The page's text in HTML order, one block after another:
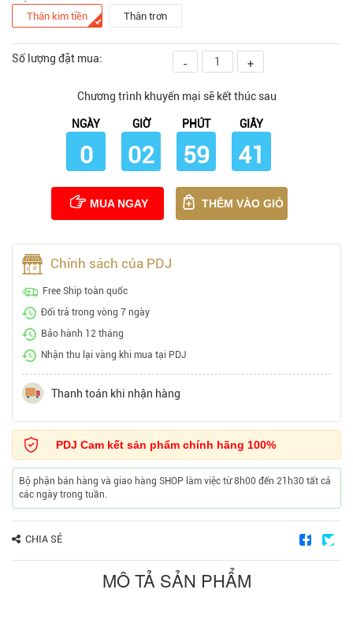
Thân kim tiền
Thân trơn
Số lượng đặt mua: - +
Chương trình khuyến mại sẽ kết thúc sau
NGÀY
0
GIỜ
02
PHÚT
59
GIÂY
40
MUA NGAY THÊM VÀO GIỎ
Chính sách của PDJ
Free Ship toàn quốc
Đổi trả trong vòng 7 ngày
Bảo hành 12 tháng
Nhận thu lại vàng khi mua tại PDJ
Thanh toán khi nhận hàng
PDJ Cam kết sản phẩm chính hãng 100%
Bộ phận bán hàng và giao hàng SHOP làm việc từ 8h00 đến 21h30 tất cả
các ngày trong tuần.
CHIA SẺ
MÔ TẢ SẢN PHẨM